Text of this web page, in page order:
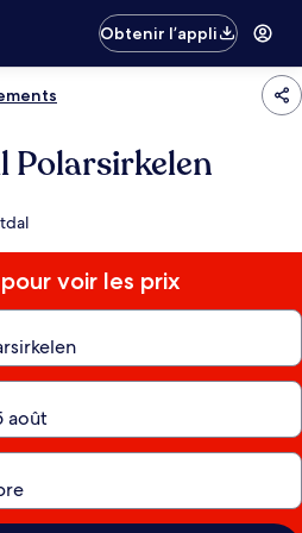
Obtenir l’appli
Polarsirkelen
voir les prix